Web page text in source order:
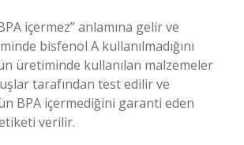
içermez” anlamına gelir ve
bisfenol A kullanılmadığını
üretiminde kullanılan malzemeler
tarafından test edilir ve
BPA içermediğini garanti eden
verilir.